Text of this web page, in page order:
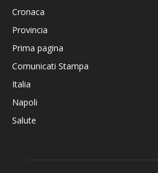
Cronaca
Provincia
Prima pagina
Comunicati Stampa
Italia
Napoli
Salute